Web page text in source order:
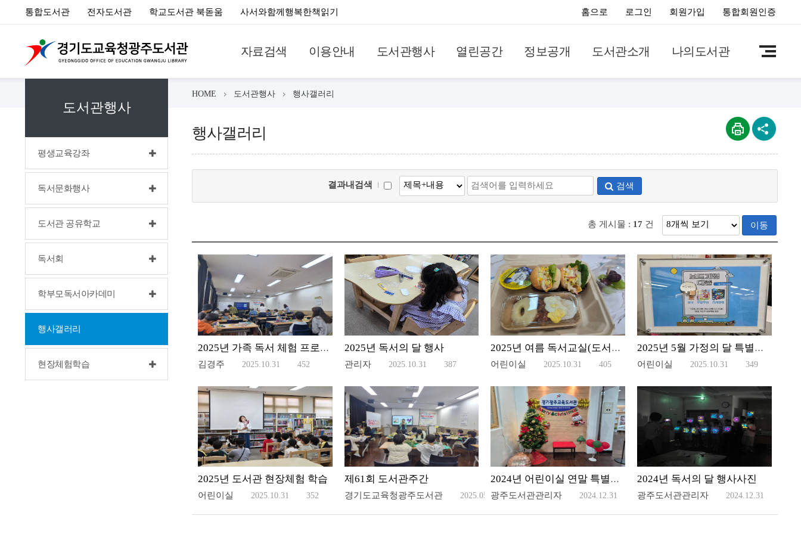
통합도서관 전자도서관 학교도서관 북돋움 사서와함께행복한책읽기 홈으로 로그인 회원가입 통합회원인증
자료검색 이용안내 도서관행사 열린공간 정보공개 도서관소개 나의도서관
HOME 도서관행사 행사갤러리
도서관행사
평생교육강좌
독서문화행사
도서관 공유학교
독서회
학부모독서아카데미
행사갤러리
현장체험학습
행사갤러리
결과내검색 검색
총 게시물 : 17 건 이동
2025년 가족 독서 체험 프로그램 운영
김경주
2025.10.31 452
2025년 독서의 달 행사
관리자 2025.10.31 387
2025년 여름 독서교실(도서관에서 여행가자!)
어린이실
2025.10.31 405
2025년 5월 가정의 달 특별행사
어린이실
2025.10.31 349
2025년 도서관 현장체험 학습
어린이실 2025.10.31 352
제61회 도서관주간
경기도교육청광주도서관 2025.05.09 1,370
2024년 어린이실 연말 특별행사
광주도서관관리자
2024.12.31 1,313
2024년 독서의 달 행사사진
광주도서관관리자 2024.12.31